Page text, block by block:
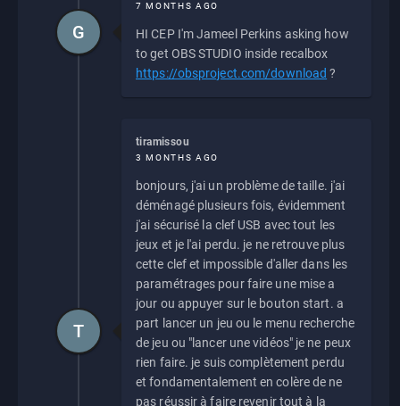
7 MONTHS AGO
HI CEP I'm Jameel Perkins asking how
to get OBS STUDIO inside recalbox
https://obsproject.com/download ?
G
tiramissou
3 MONTHS AGO
bonjours, j'ai un problème de taille. j'ai
déménagé plusieurs fois, évidemment
j'ai sécurisé la clef USB avec tout les
jeux et je l'ai perdu. je ne retrouve plus
cette clef et impossible d'aller dans les
paramétrages pour faire une mise a
jour ou appuyer sur le bouton start. a
part lancer un jeu ou le menu recherche
de jeu ou "lancer une vidéos" je ne peux
rien faire. je suis complètement perdu
et fondamentalement en colère de ne
pas réussir à faire revenir tout à la
T